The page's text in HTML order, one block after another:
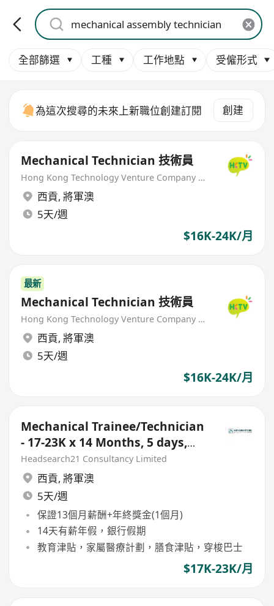
全部篩選 工種 工作地點 受僱形式
為這次搜尋的未來上新職位創建訂閱 創建
Mechanical Technician 技術員
Hong Kong Technology Venture Company Limited(HKTV)
西貢, 將軍澳
5天/週
$16K-24K/月
最新
Mechanical Technician 技術員
Hong Kong Technology Venture Company Limited(HKTV)
西貢, 將軍澳
5天/週
$16K-24K/月
Mechanical Trainee/Technician
- 17-23K x 14 Months, 5 days,
Tseung Kwan O
Headsearch21 Consultancy Limited
西貢, 將軍澳
5天/週
保證13個月薪酬+年終獎金(1個月)
14天有薪年假，銀行假期
教育津貼，家屬醫療計劃，膳食津貼，穿梭巴士
$17K-23K/月